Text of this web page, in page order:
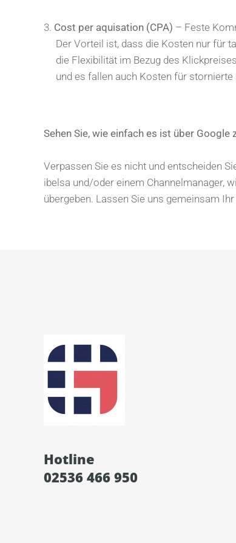
3. Cost per aquisation (CPA) – Feste
Der Vorteil ist, dass die Kosten nur für
die Flexibilität im Bezug des
und es fallen auch Kosten für stornierte
Sehen Sie, wie einfach es ist über
Verpassen Sie es nicht und entscheiden
ibelsa und/oder einem Channelmanager,
übergeben. Lassen Sie uns gemeinsam
Hotline
02536 466 950